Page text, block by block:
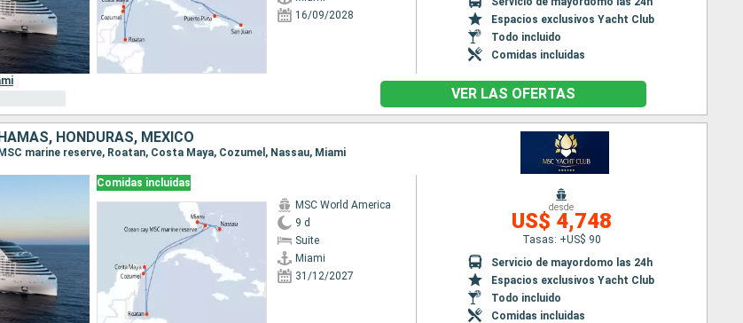
16/09/2028
Espacios exclusivos Yacht Club
Todo incluido
Comidas incluidas
VER LAS OFERTAS
HONDURAS, MÉXICO
marine reserve, Roatan, Costa Maya, Cozumel, Nassau, Miami
Comidas incluidas
MSC World America
9 d
Suite
Miami
31/12/2027
desde
US$ 4,748
Tasas: +US$ 90
Servicio de mayordomo las 24h
Espacios exclusivos Yacht Club
Todo incluido
Comidas incluidas